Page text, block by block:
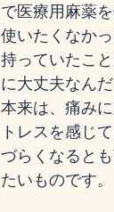
で医療用麻薬
使いたくなか
持っていたこ
に大丈夫なん
本来は、痛み
トレスを感じ
づらくなると
たいものです。